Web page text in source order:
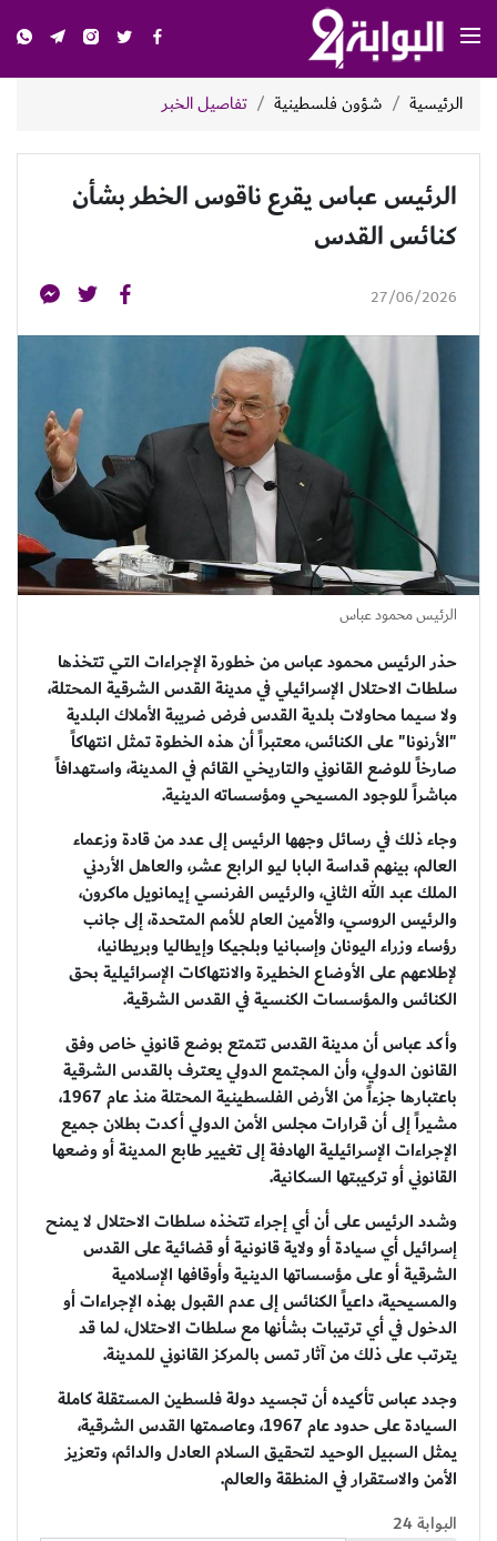
الرئيسية شؤون فلسطينية تفاصيل الخبر
الرئيس عباس يقرع ناقوس الخطر بشأن
كنائس القدس
27/06/2026
الرئيس محمود عباس
حذر الرئيس محمود عباس من خطورة الإجراءات التي تتخذها
سلطات الاحتلال الإسرائيلي في مدينة القدس الشرقية المحتلة،
ولا سيما محاولات بلدية القدس فرض ضريبة الأملاك البلدية
"الأرنونا" على الكنائس، معتبراً أن هذه الخطوة تمثل انتهاكاً
صارخاً للوضع القانوني والتاريخي القائم في المدينة، واستهدافاً
مباشراً للوجود المسيحي ومؤسساته الدينية.
وجاء ذلك في رسائل وجهها الرئيس إلى عدد من قادة وزعماء
العالم، بينهم قداسة البابا ليو الرابع عشر، والعاهل الأردني
الملك عبد الله الثاني، والرئيس الفرنسي إيمانويل ماكرون،
والرئيس الروسي، والأمين العام للأمم المتحدة، إلى جانب
رؤساء وزراء اليونان وإسبانيا وبلجيكا وإيطاليا وبريطانيا،
لإطلاعهم على الأوضاع الخطيرة والانتهاكات الإسرائيلية بحق
الكنائس والمؤسسات الكنسية في القدس الشرقية.
وأكد عباس أن مدينة القدس تتمتع بوضع قانوني خاص وفق
القانون الدولي، وأن المجتمع الدولي يعترف بالقدس الشرقية
باعتبارها جزءاً من الأرض الفلسطينية المحتلة منذ عام 1967،
مشيراً إلى أن قرارات مجلس الأمن الدولي أكدت بطلان جميع
الإجراءات الإسرائيلية الهادفة إلى تغيير طابع المدينة أو وضعها
القانوني أو تركيبتها السكانية.
وشدد الرئيس على أن أي إجراء تتخذه سلطات الاحتلال لا يمنح
إسرائيل أي سيادة أو ولاية قانونية أو قضائية على القدس
الشرقية أو على مؤسساتها الدينية وأوقافها الإسلامية
والمسيحية، داعياً الكنائس إلى عدم القبول بهذه الإجراءات أو
الدخول في أي ترتيبات بشأنها مع سلطات الاحتلال، لما قد
يترتب على ذلك من آثار تمس بالمركز القانوني للمدينة.
وجدد عباس تأكيده أن تجسيد دولة فلسطين المستقلة كاملة
السيادة على حدود عام 1967، وعاصمتها القدس الشرقية،
يمثل السبيل الوحيد لتحقيق السلام العادل والدائم، وتعزيز
الأمن والاستقرار في المنطقة والعالم.
البوابة 24